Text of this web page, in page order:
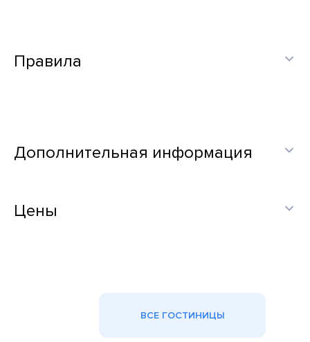
Правила
Дополнительная информация
Цены
ВСЕ ГОСТИНИЦЫ